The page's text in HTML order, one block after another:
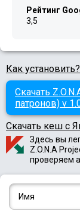
Рейтинг
3,5
Как установить?
Скачать
патронов) v
Скачать кеш с
Здесь вы
Z.O.N.A
проверяем